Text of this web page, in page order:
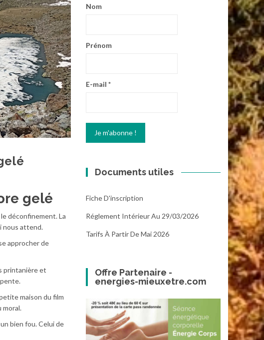
gelé
déconfinement. La
nous attend.
approcher de
printanière et
maison du film
moral.
bien fou. Celui de
Nom
Prénom
E-mail *
Documents utiles
Fiche D'inscription
Réglement Intérieur Au 29/03/2026
Tarifs À Partir De Mai 2026
Offre Partenaire -
energies-mieuxetre.com